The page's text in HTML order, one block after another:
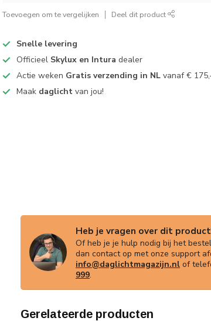
Toevoegen om te vergelijken Deel dit product
Snelle levering
Officieel Skylux en Intura dealer
Actie weken Gratis verzending in NL vanaf €
Maak daglicht van jou!
Heb je vragen over dit
Of heb je je hulp nodig bij het
dan contact op met onze support
info@daglichtmagazijn.nl of
999.
Gerelateerde producten